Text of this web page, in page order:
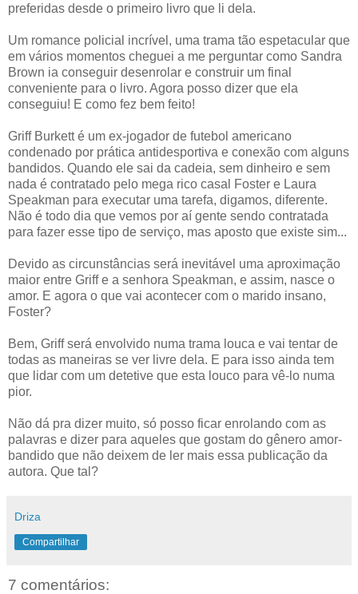
preferidas desde o primeiro livro que li dela.
Um romance policial incrível, uma trama tão espetacular que
em vários momentos cheguei a me perguntar como Sandra
Brown ia conseguir desenrolar e construir um final
conveniente para o livro. Agora posso dizer que ela
conseguiu! E como fez bem feito!
Griff Burkett é um ex-jogador de futebol americano
condenado por prática antidesportiva e conexão com alguns
bandidos. Quando ele sai da cadeia, sem dinheiro e sem
nada é contratado pelo mega rico casal Foster e Laura
Speakman para executar uma tarefa, digamos, diferente.
Não é todo dia que vemos por aí gente sendo contratada
para fazer esse tipo de serviço, mas aposto que existe sim...
Devido as circunstâncias será inevitável uma aproximação
maior entre Griff e a senhora Speakman, e assim, nasce o
amor. E agora o que vai acontecer com o marido insano,
Foster?
Bem, Griff será envolvido numa trama louca e vai tentar de
todas as maneiras se ver livre dela. E para isso ainda tem
que lidar com um detetive que esta louco para vê-lo numa
pior.
Não dá pra dizer muito, só posso ficar enrolando com as
palavras e dizer para aqueles que gostam do gênero amor-
bandido que não deixem de ler mais essa publicação da
autora. Que tal?
Driza
Compartilhar
7 comentários: